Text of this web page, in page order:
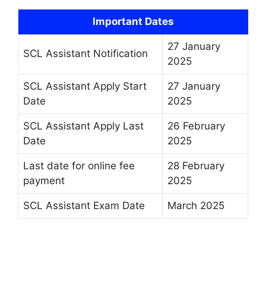
Important Dates
SCL Assistant Notification
27 January
2025
SCL Assistant Apply Start
Date
27 January
2025
SCL Assistant Apply Last
Date
26 February
2025
Last date for online fee
payment
28 February
2025
SCL Assistant Exam Date March 2025